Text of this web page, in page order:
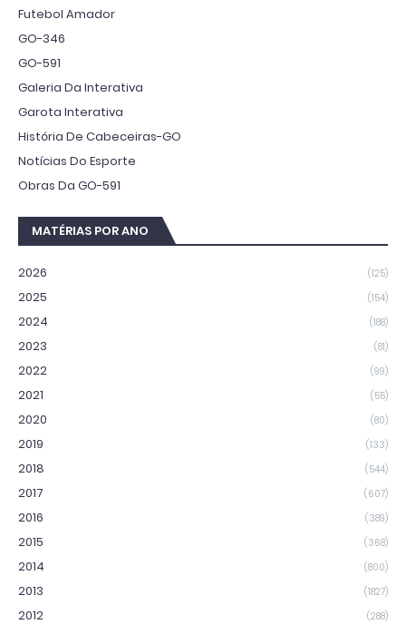
Futebol Amador
GO-346
GO-591
Galeria Da Interativa
Garota Interativa
História De Cabeceiras-GO
Notícias Do Esporte
Obras Da GO-591
MATÉRIAS POR ANO
2026 (125)
2025 (154)
2024 (188)
2023 (81)
2022 (99)
2021 (55)
2020 (80)
2019 (133)
2018 (544)
2017 (607)
2016 (389)
2015 (368)
2014 (800)
2013 (1827)
2012 (288)